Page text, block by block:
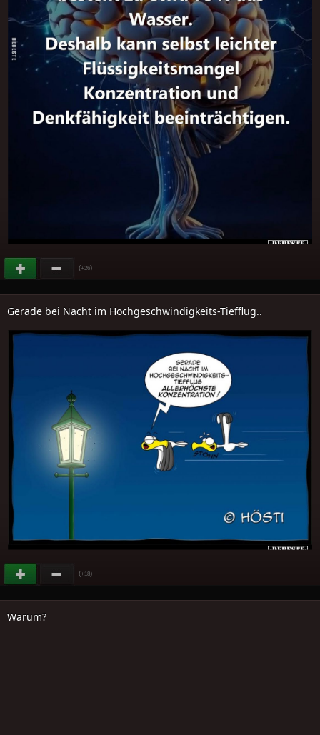
(+26)
Gerade bei Nacht im Hochgeschwindigkeits-Tiefflug..
(+18)
Warum?